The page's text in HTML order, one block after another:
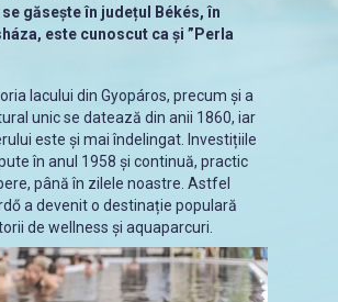
găsește în județul Békés, în
este cunoscut ca și ”Perla
lacului din Gyopáros, precum și a
unic se datează din anii 1860, iar
este și mai îndelingat. Investițiile
în anul 1958 și continuă, practic
până în zilele noastre. Astfel
a devenit o destinație populară
de wellness și aquaparcuri.